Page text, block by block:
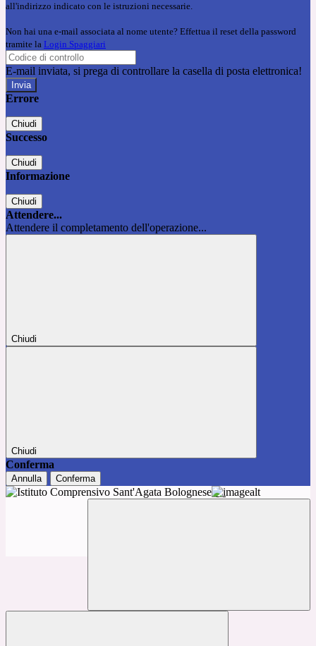
all'indirizzo indicato con le istruzioni necessarie.
Non hai una e-mail associata al nome utente? Effettua il reset della password
tramite la Login Spaggiari
E-mail inviata, si prega di controllare la casella di posta elettronica!
Errore
Chiudi
Successo
Chiudi
Informazione
Chiudi
Attendere...
Attendere il completamento dell'operazione...
Chiudi
Chiudi
Conferma
Annulla Conferma